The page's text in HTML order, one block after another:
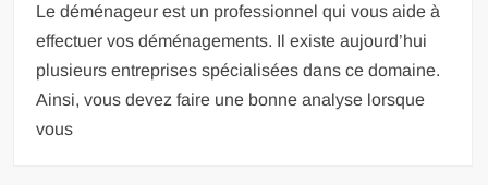
Le déménageur est un professionnel qui vous aide à
effectuer vos déménagements. Il existe aujourd’hui
plusieurs entreprises spécialisées dans ce domaine.
Ainsi, vous devez faire une bonne analyse lorsque
vous